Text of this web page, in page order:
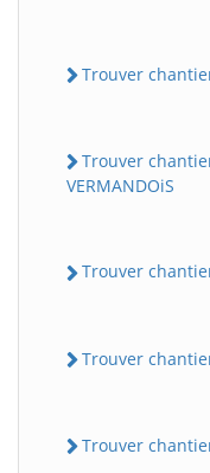
Trouver
Trouver
VERMANDOiS
Trouver
Trouver
Trouver